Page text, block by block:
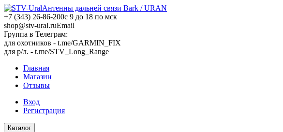
Антенны дальней связи Bark / URAN
+7 (343) 26-86-200с 9 до 18 по мск
shop@stv-ural.ruEmail
Группа в Телеграм:
для охотников - t.me/GARMIN_FIX
для р/л. - t.me/STV_Long_Range
Главная
Магазин
Отзывы
Вход
Регистрация
Каталог